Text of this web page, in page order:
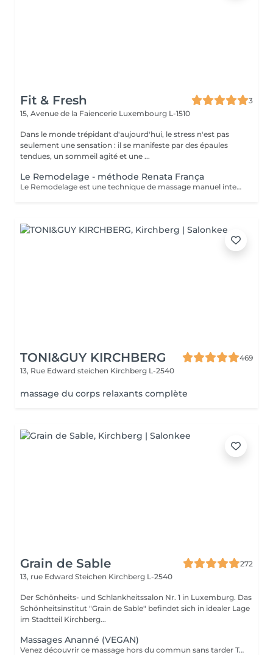
Fit & Fresh
3
15, Avenue de la Faiencerie Luxembourg L-1510
Dans le monde trépidant d'aujourd'hui, le stress n'est pas
seulement une sensation : il se manifeste par des épaules
tendues, un sommeil agité et une ...
Le Remodelage - méthode Renata França
Le Remodelage est une technique de massage manuel intensif, developé par Renata França, conçue pour sculpter, affiner et redessiner la silhouette en travaillant en profondeur les tissus. Ce soin utilise des manoeuvres fermes, rapides et précises, permettant non seulement de remodeler le corps, mais aussi d'optimiser les effets du drainage lymphatique. Il agit spécifiquement sur les zones de stockage de graisses localisées, stimule la microcirculation et traite les adhérences tissulaires, pour une peau visiblement plus lisse et tonique.
TONI&GUY KIRCHBERG
469
13, Rue Edward steichen Kirchberg L-2540
massage du corps relaxants complète
Grain de Sable
272
13, rue Edward Steichen Kirchberg L-2540
Der Schönheits- und Schlankheitssalon Nr. 1 in Luxemburg. Das
Schönheitsinstitut "Grain de Sable" befindet sich in idealer Lage
im Stadtteil Kirchberg...
Massages Ananné (VEGAN)
Venez découvrir ce massage hors du commun sans tarder Tout d'abord nous utilisons une huile végétale et pure puis nous massons l'ensemble du corps en alternant brosses et pierres. Relaxation assurée ! Le corps est détendu et tonifié.